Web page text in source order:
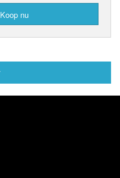
Koop nu